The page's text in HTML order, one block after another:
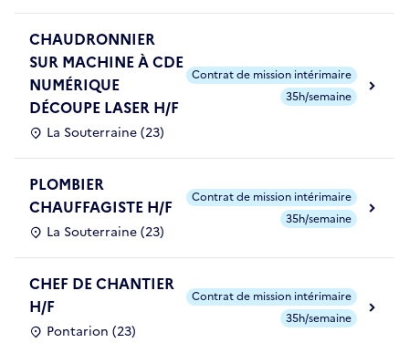
CHAUDRONNIER
SUR MACHINE À CDE
NUMÉRIQUE
DÉCOUPE LASER H/F
La Souterraine (23)
Contrat de mission intérimaire
35h/semaine
PLOMBIER
CHAUFFAGISTE H/F
La Souterraine (23)
Contrat de mission intérimaire
35h/semaine
CHEF DE CHANTIER
H/F
Pontarion (23)
Contrat de mission intérimaire
35h/semaine